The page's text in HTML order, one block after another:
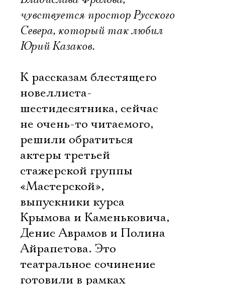
чувствуется простор Русского
Севера, который так любил
Юрий Казаков.
К рассказам блестящего
новеллиста-
шестидесятника, сейчас
не очень-то читаемого,
решили обратиться
актеры третьей
стажерской группы
«Мастерской»,
выпускники курса
Крымова и Каменьковича,
Денис Аврамов и Полина
Айрапетова. Это
театральное сочинение
готовили в рамках